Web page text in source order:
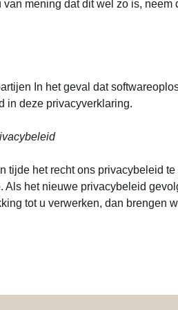
mening dat dit wel zo is,
In het geval dat
in deze privacyverklaring.
tijde het recht ons privacybeleid
Als het nieuwe privacybeleid
tot u verwerken, dan brengen